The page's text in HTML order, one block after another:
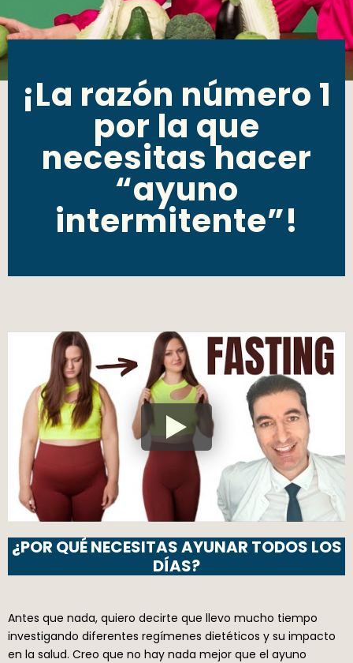
¡La razón número 1
por la que
necesitas hacer
“ayuno
intermitente”!
¿POR QUÉ NECESITAS AYUNAR TODOS LOS
DÍAS?
Antes que nada, quiero decirte que llevo mucho tiempo
investigando diferentes regímenes dietéticos y su impacto
en la salud. Creo que no hay nada mejor que el ayuno